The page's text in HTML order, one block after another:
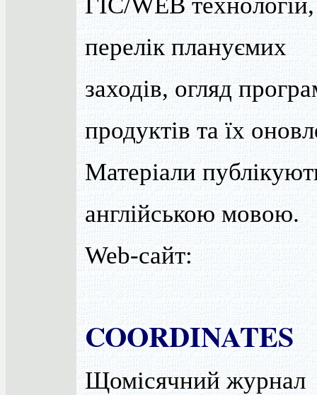
перелік плануємих
заходів, огляд
продуктів та їх
Матеріали
англійською мовою.
Web-сайт:
COORDINATES
Щомісячний журнал